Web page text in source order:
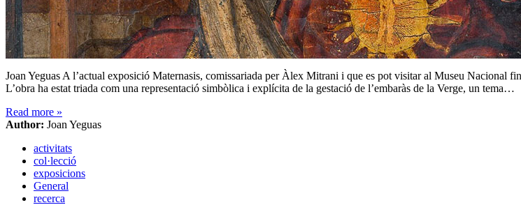
Joan Yeguas A l’actual exposició Maternasis, comissariada per Àlex Mitrani i que es pot visitar al Museu Nacional
L’obra ha estat triada com una representació simbòlica i explícita de la gestació de l’embaràs de la Verge, un tema…
Read more »
Author: Joan Yeguas
activitats
col·lecció
exposicions
General
recerca